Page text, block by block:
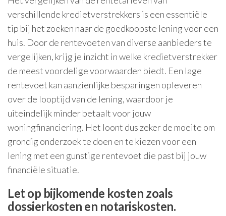
verschillende kredietverstrekkers is een essentiële
tip bij het zoeken naar de goedkoopste lening voor een
huis. Door de rentevoeten van diverse aanbieders te
vergelijken, krijg je inzicht in welke kredietverstrekker
de meest voordelige voorwaarden biedt. Een lage
rentevoet kan aanzienlijke besparingen opleveren
over de looptijd van de lening, waardoor je
uiteindelijk minder betaalt voor jouw
woningfinanciering. Het loont dus zeker de moeite om
grondig onderzoek te doen en te kiezen voor een
lening met een gunstige rentevoet die past bij jouw
financiële situatie.
Let op bijkomende kosten zoals
dossierkosten en notariskosten.